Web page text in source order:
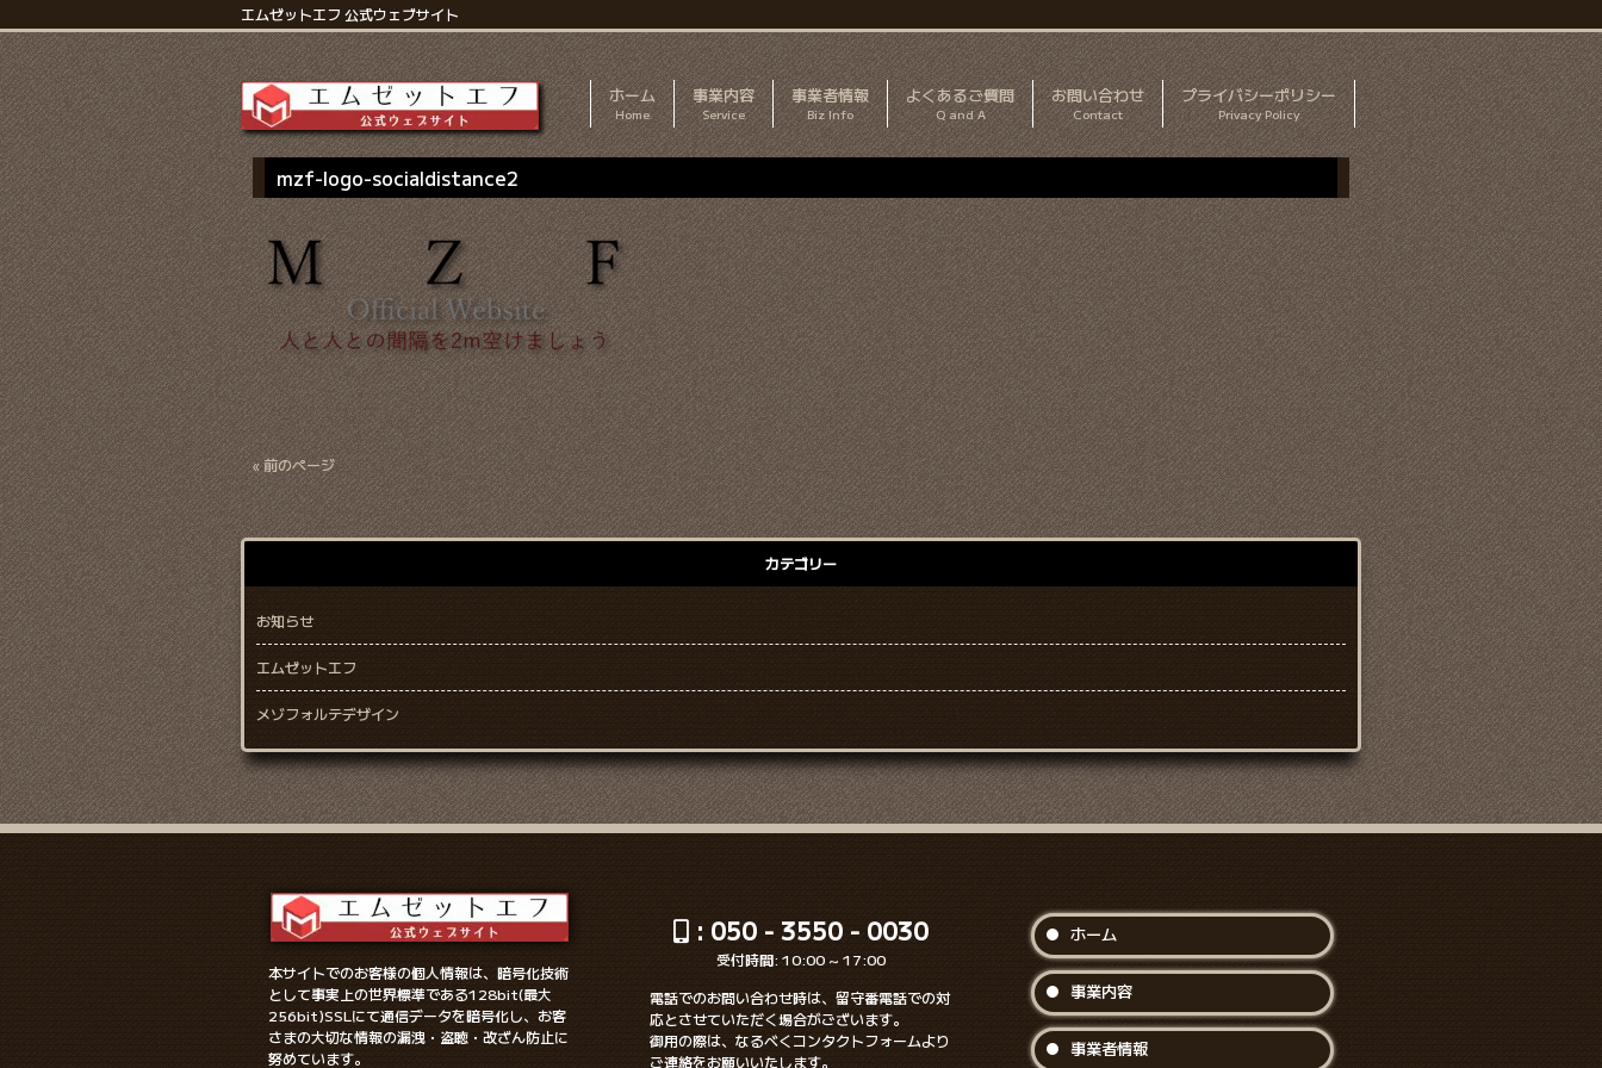
エムゼットエフ 公式ウェブサイト
ホーム
Home
事業内容
Service
事業者情報
Biz Info
よくあるご質問
Q and A
お問い合わせ
Contact
プライバシーポリシー
Privacy Policy
mzf-logo-socialdistance2
« 前のページ
カテゴリー
お知らせ
エムゼットエフ
メゾフォルテデザイン
本サイトでのお客様の個人情報は、暗号化技術
として事実上の世界標準である128bit(最大
256bit)SSLにて通信データを暗号化し、お客
さまの大切な情報の漏洩・盗聴・改ざん防止に
努めています。
: 050 - 3550 - 0030
受付時間: 10:00 ~ 17:00
電話でのお問い合わせ時は、留守番電話での対
応とさせていただく場合がございます。
御用の際は、なるべくコンタクトフォームより
ご連絡をお願いいたします。
ホーム
事業内容
事業者情報